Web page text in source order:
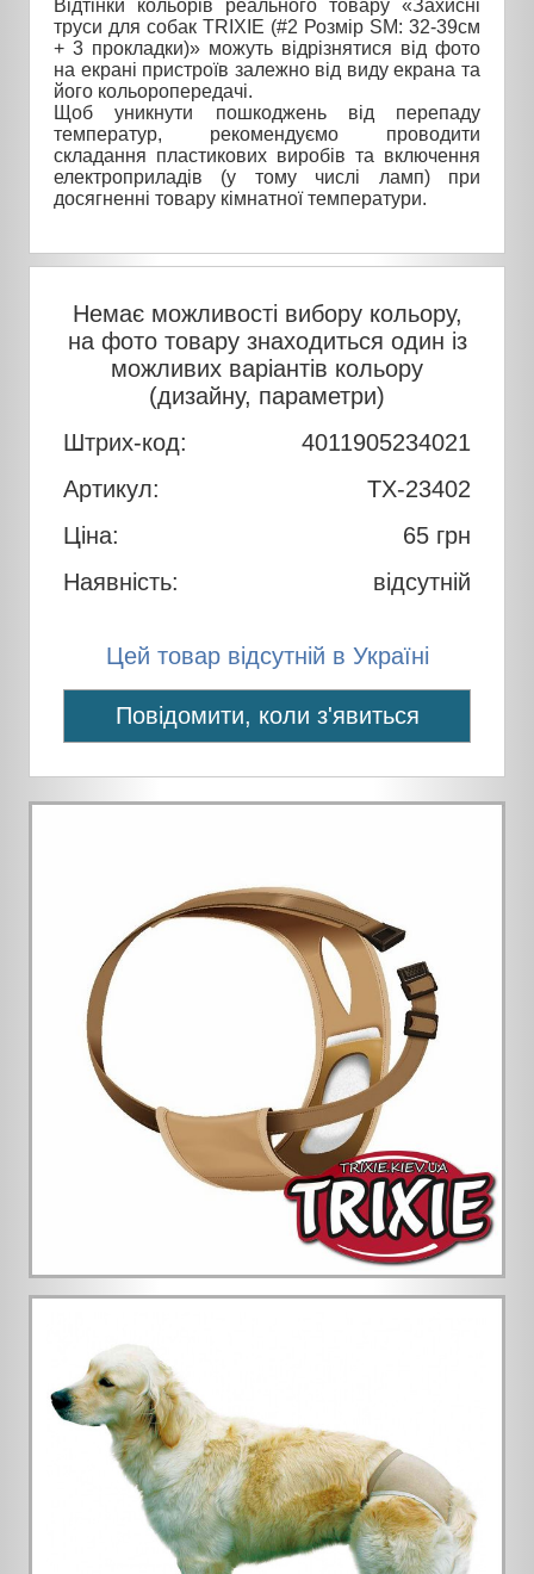
Відтінки кольорів реального товару «Захисні
труси для собак TRIXIE (#2 Розмір SM: 32-39см
+ 3 прокладки)» можуть відрізнятися від фото
на екрані пристроїв залежно від виду екрана та
його кольоропередачі.
Щоб уникнути пошкоджень від перепаду
температур, рекомендуємо проводити
складання пластикових виробів та включення
електроприладів (у тому числі ламп) при
досягненні товару кімнатної температури.
Немає можливості вибору кольору,
на фото товару знаходиться один із
можливих варіантів кольору
(дизайну, параметри)
Штрих-код:
4011905234021
Артикул:
TX-23402
Ціна:
65 грн
Наявність:
відсутній
Цей товар відсутній в Україні
Повідомити, коли з'явиться